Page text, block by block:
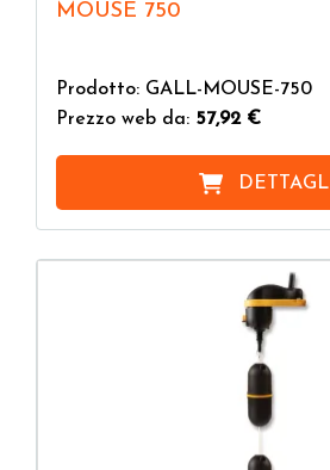
MOUSE 750
Prodotto: GALL-MOUSE-750
Prezzo web da: 57,92 €
DETTAGLI